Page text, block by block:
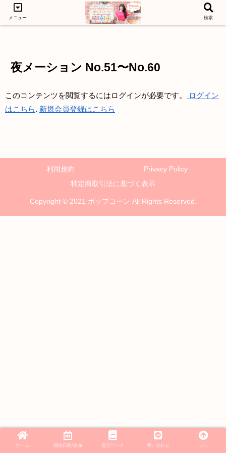
夜メーション No.51〜No.60
このコンテンツを閲覧するにはログインが必要です。
ログイン
はこちら. 新規会員登録はこちら
利用規約
Privacy Policy
特定商取引法に基づく表示
Copyright © 2021 ポップコーン All Rights Reserved.
メニュー 検索
ホーム 開催日程/参加 音読ワーク 問い合わせ 上へ